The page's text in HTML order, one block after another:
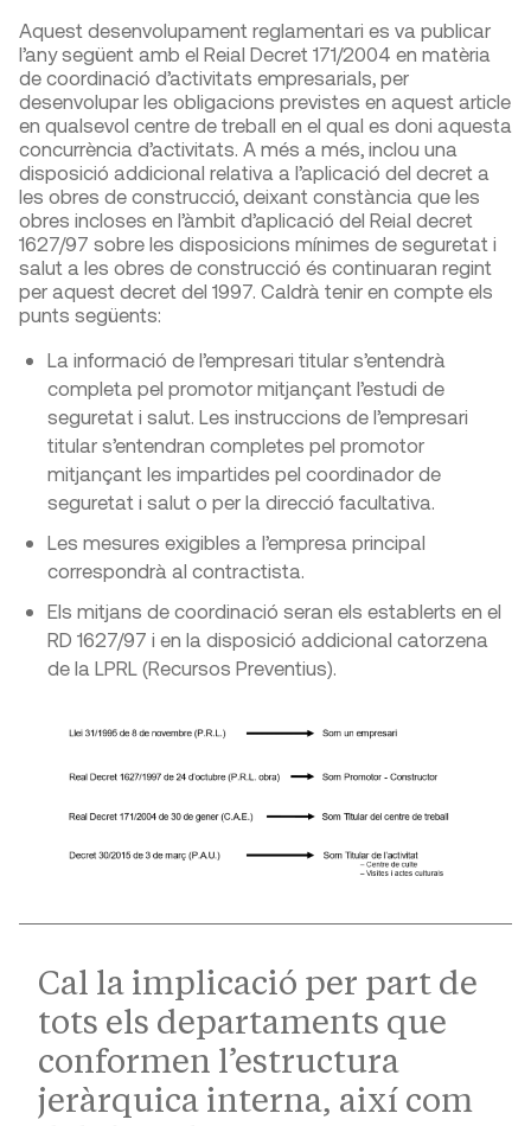
Aquest desenvolupament reglamentari es va publicar
l’any següent amb el Reial Decret 171/2004 en matèria
de coordinació d’activitats empresarials, per
desenvolupar les obligacions previstes en aquest article
en qualsevol centre de treball en el qual es doni aquesta
concurrència d’activitats. A més a més, inclou una
disposició addicional relativa a l’aplicació del decret a
les obres de construcció, deixant constància que les
obres incloses en l’àmbit d’aplicació del Reial decret
1627/97 sobre les disposicions mínimes de seguretat i
salut a les obres de construcció és continuaran regint
per aquest decret del 1997. Caldrà tenir en compte els
punts següents:
La informació de l’empresari titular s’entendrà
completa pel promotor mitjançant l’estudi de
seguretat i salut. Les instruccions de l’empresari
titular s’entendran completes pel promotor
mitjançant les impartides pel coordinador de
seguretat i salut o per la direcció facultativa.
Les mesures exigibles a l’empresa principal
correspondrà al contractista.
Els mitjans de coordinació seran els establerts en el
RD 1627/97 i en la disposició addicional catorzena
de la LPRL (Recursos Preventius).
Cal la implicació per part de
tots els departaments que
conformen l’estructura
jeràrquica interna, així com